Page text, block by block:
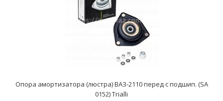
Опора амортизатора (люстра) ВАЗ-2108 перед с подш.
(SA 0151) Trialli
Опора амортизатора (люстра) ВАЗ-2110 перед с подшип. (SA
0152) Trialli